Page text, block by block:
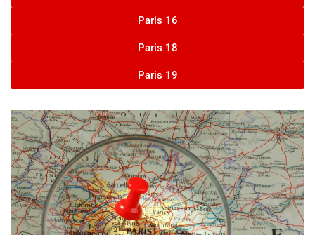
Paris 16
Paris 18
Paris 19